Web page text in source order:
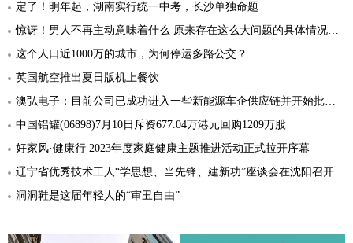
定了！明年起，湖南实行统一中考，长沙单独命题
惊讶！男人不再主动意味着什么 原来存在这么大问题的具体情况详细内容介绍
这个人口近1000万的城市，为何停运多路公交？
英国航空推出夏日版机上餐饮
澳弘电子：目前公司已成功进入一些新能源车企供应链并开始批量试制
中国铝罐(06898)7月10日斥资677.04万港元回购1209万股
好家风·健康行 2023年度家庭健康主题推进活动正式拉开序幕
辽宁省优秀技术工人“学思想、当先锋、建新功”座谈会在沈阳召开
洞洞鞋是这届年轻人的“审丑自由”